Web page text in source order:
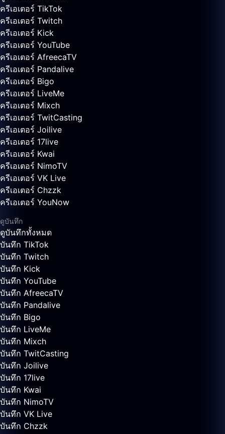
ครีเอเตอร์ TikTok
ครีเอเตอร์ Twitch
ครีเอเตอร์ Kick
ครีเอเตอร์ YouTube
ครีเอเตอร์ AfreecaTV
ครีเอเตอร์ Pandalive
ครีเอเตอร์ Bigo
ครีเอเตอร์ LiveMe
ครีเอเตอร์ Mixch
ครีเอเตอร์ TwitCasting
ครีเอเตอร์ Joilive
ครีเอเตอร์ 17live
ครีเอเตอร์ Kwai
ครีเอเตอร์ NimoTV
ครีเอเตอร์ VK Live
ครีเอเตอร์ Chzzk
ครีเอเตอร์ YouNow
ดูบันทึก
ดูบันทึกทั้งหมด
บันทึก TikTok
บันทึก Twitch
บันทึก Kick
บันทึก YouTube
บันทึก AfreecaTV
บันทึก Pandalive
บันทึก Bigo
บันทึก LiveMe
บันทึก Mixch
บันทึก TwitCasting
บันทึก Joilive
บันทึก 17live
บันทึก Kwai
บันทึก NimoTV
บันทึก VK Live
บันทึก Chzzk